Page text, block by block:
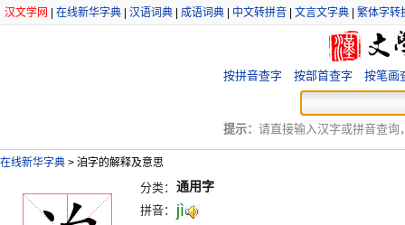
汉文学网 在线新华字典 汉语词典 成语词典 中文转拼音 文言文字典 繁体字转
按拼音查字 按部首查字 按笔画
提示： 请直接输入汉字或拼音查询
在线新华字典 > 洎字的解释及意思
分类： 通用字
拼音： jì